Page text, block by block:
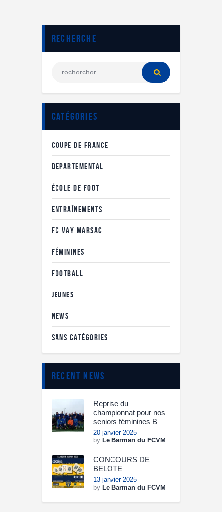
Recherche
Catégories
COUPE DE FRANCE
DEPARTEMENTAL
ÉCOLE DE FOOT
ENTRAÎNEMENTS
FC VAY MARSAC
FÉMININES
FOOTBALL
JEUNES
NEWS
SANS CATÉGORIES
recent news
Reprise du
championnat pour nos
seniors féminines B
20 janvier 2025
by Le Barman du FCVM
CONCOURS DE
BELOTE
13 janvier 2025
by Le Barman du FCVM